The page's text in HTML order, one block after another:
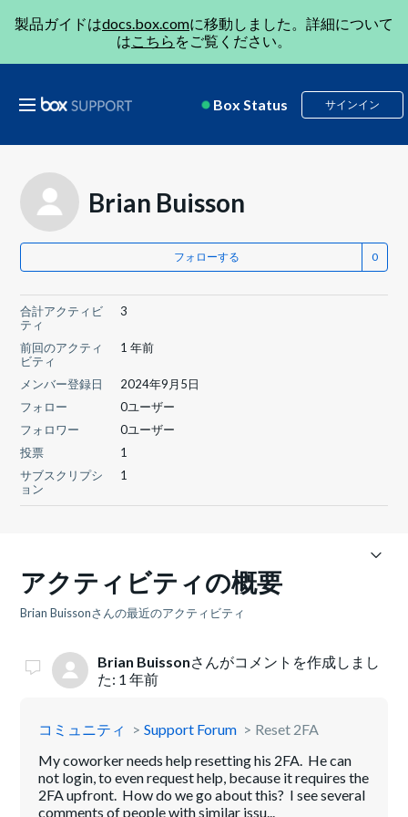
製品ガイドはdocs.box.comに移動しました。詳細について
はこちら をご覧ください。
Box Status サインイン
Brian Buisson
フォローする
合計アクティビ
ティ
3
前回のアクティ
ビティ
1 年前
メンバー登録日
2024年9月5日
フォロー
0ユーザー
フォロワー
0ユーザー
投票
1
サブスクリプシ
ョン
1
アクティビティの概要
Brian Buissonさんの最近のアクティビティ
Brian Buissonさんがコメントを作成しまし
た: 1 年前
コミュニティ Support Forum
Reset 2FA
My coworker needs help resetting his 2FA. He can
not login, to even request help, because it requires the
2FA upfront. How do we go about this? I see several
comments of people with similar issu...